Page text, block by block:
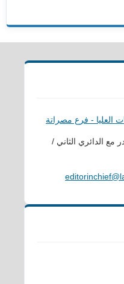
العليا - فرع مصراتة
مع الدائري الثاني /